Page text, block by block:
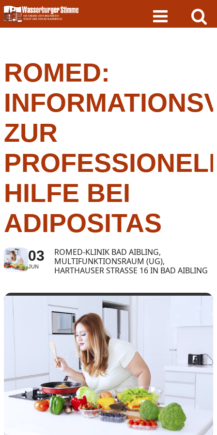
Skip
to
content
ROMED:
ZUR
HILFE BEI
ADIPOSITAS
03
JUN
ROMED-KLINIK BAD AIBLING,
MULTIFUNKTIONSRAUM (UG),
HARTHAUSER STRASSE 16 IN BAD AIBLING